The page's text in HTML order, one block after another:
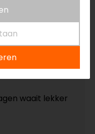
waait lekker